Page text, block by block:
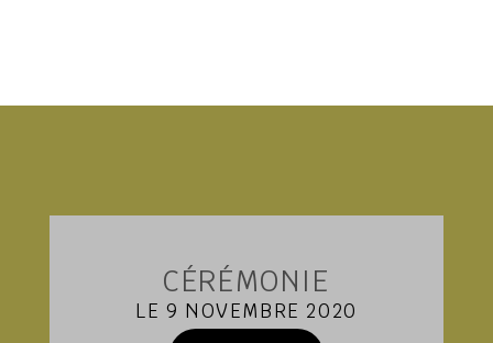
CÉRÉMONIE
LE 9 NOVEMBRE 2020